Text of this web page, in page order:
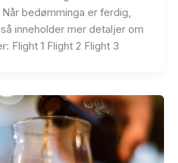
bedømminga er ferdig,
inneholder mer detaljer om
Flight 1 Flight 2 Flight 3